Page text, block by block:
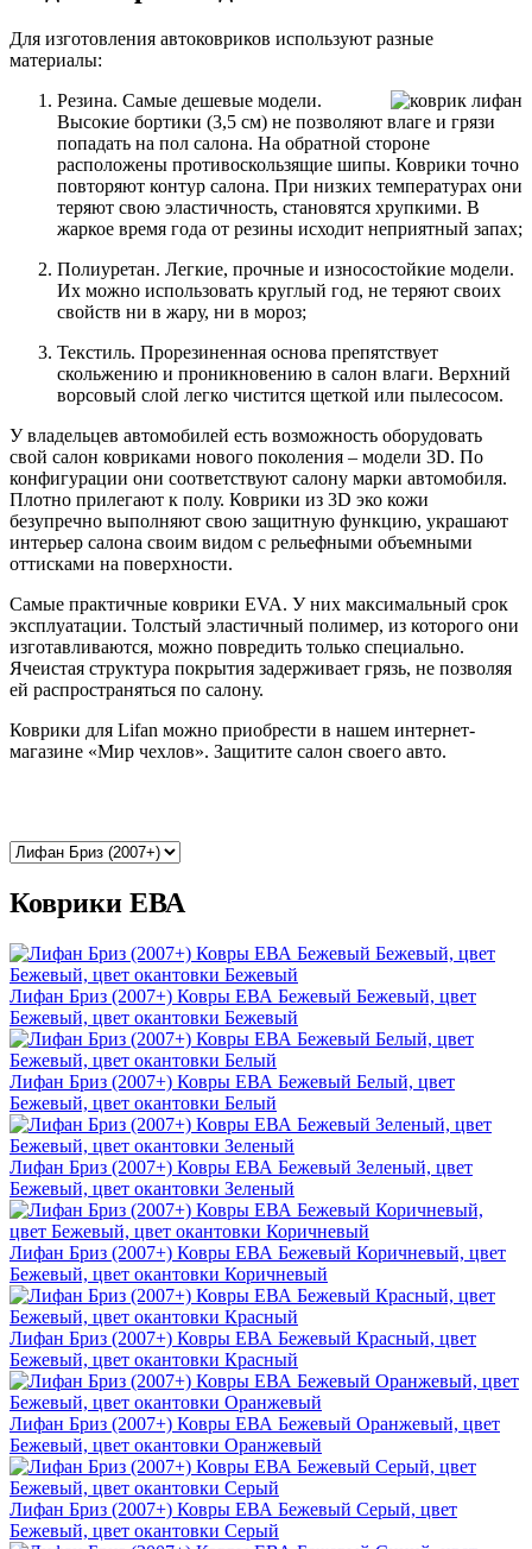
Для изготовления автоковриков используют разные
материалы:
Резина. Самые дешевые модели.
Высокие бортики (3,5 см) не позволяют влаге и грязи
попадать на пол салона. На обратной стороне
расположены противоскользящие шипы. Коврики точно
повторяют контур салона. При низких температурах они
теряют свою эластичность, становятся хрупкими. В
жаркое время года от резины исходит неприятный запах;
Полиуретан. Легкие, прочные и износостойкие модели.
Их можно использовать круглый год, не теряют своих
свойств ни в жару, ни в мороз;
Текстиль. Прорезиненная основа препятствует
скольжению и проникновению в салон влаги. Верхний
ворсовый слой легко чистится щеткой или пылесосом.
У владельцев автомобилей есть возможность оборудовать
свой салон ковриками нового поколения – модели 3D. По
конфигурации они соответствуют салону марки автомобиля.
Плотно прилегают к полу. Коврики из 3D эко кожи
безупречно выполняют свою защитную функцию, украшают
интерьер салона своим видом с рельефными объемными
оттисками на поверхности.
Самые практичные коврики EVA. У них максимальный срок
эксплуатации. Толстый эластичный полимер, из которого они
изготавливаются, можно повредить только специально.
Ячеистая структура покрытия задерживает грязь, не позволяя
ей распространяться по салону.
Коврики для Lifan можно приобрести в нашем интернет-
магазине «Мир чехлов». Защитите салон своего авто.
Коврики ЕВА
Лифан Бриз (2007+) Ковры ЕВА Бежевый Бежевый, цвет
Бежевый, цвет окантовки Бежевый
Лифан Бриз (2007+) Ковры ЕВА Бежевый Белый, цвет
Бежевый, цвет окантовки Белый
Лифан Бриз (2007+) Ковры ЕВА Бежевый Зеленый, цвет
Бежевый, цвет окантовки Зеленый
Лифан Бриз (2007+) Ковры ЕВА Бежевый Коричневый, цвет
Бежевый, цвет окантовки Коричневый
Лифан Бриз (2007+) Ковры ЕВА Бежевый Красный, цвет
Бежевый, цвет окантовки Красный
Лифан Бриз (2007+) Ковры ЕВА Бежевый Оранжевый, цвет
Бежевый, цвет окантовки Оранжевый
Лифан Бриз (2007+) Ковры ЕВА Бежевый Серый, цвет
Бежевый, цвет окантовки Серый